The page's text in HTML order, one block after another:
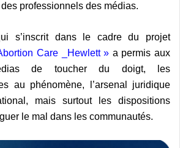
professionnels des médias.
s’inscrit dans le cadre du projet
Care _Hewlett » a permis aux
de toucher du doigt, les
au phénomène, l’arsenal juridique
mais surtout les dispositions
le mal dans les communautés.